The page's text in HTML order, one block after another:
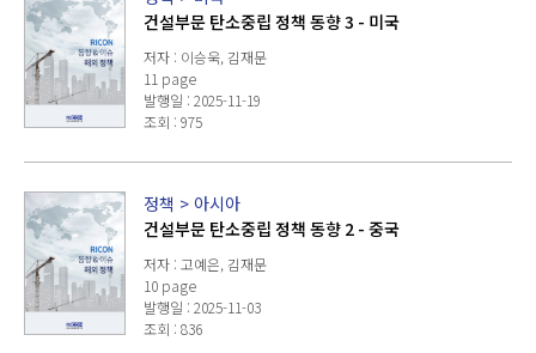
건설부문 탄소중립 정책 동향 3 - 미국
저자 : 이승욱, 김재문
11 page
발행일 : 2025-11-19
조회 : 975
정책 > 아시아
건설부문 탄소중립 정책 동향 2 - 중국
저자 : 고예은, 김재문
10 page
발행일 : 2025-11-03
조회 : 836